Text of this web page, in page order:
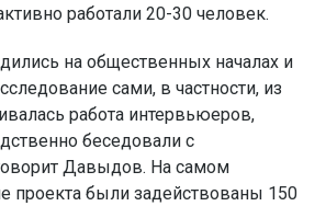
работали 20-30 человек.
на общественных началах и
сами, в частности, из
работа интервьюеров,
беседовали с
Давыдов. На самом
проекта были задействованы 150